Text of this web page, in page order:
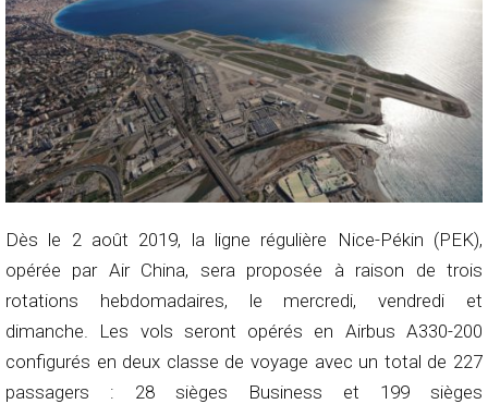
Dès le 2 août 2019, la ligne régulière Nice-Pékin (PEK),
opérée par Air China, sera proposée à raison de trois
rotations hebdomadaires, le mercredi, vendredi et
dimanche. Les vols seront opérés en Airbus A330-200
configurés en deux classe de voyage avec un total de 227
passagers : 28 sièges Business et 199 sièges